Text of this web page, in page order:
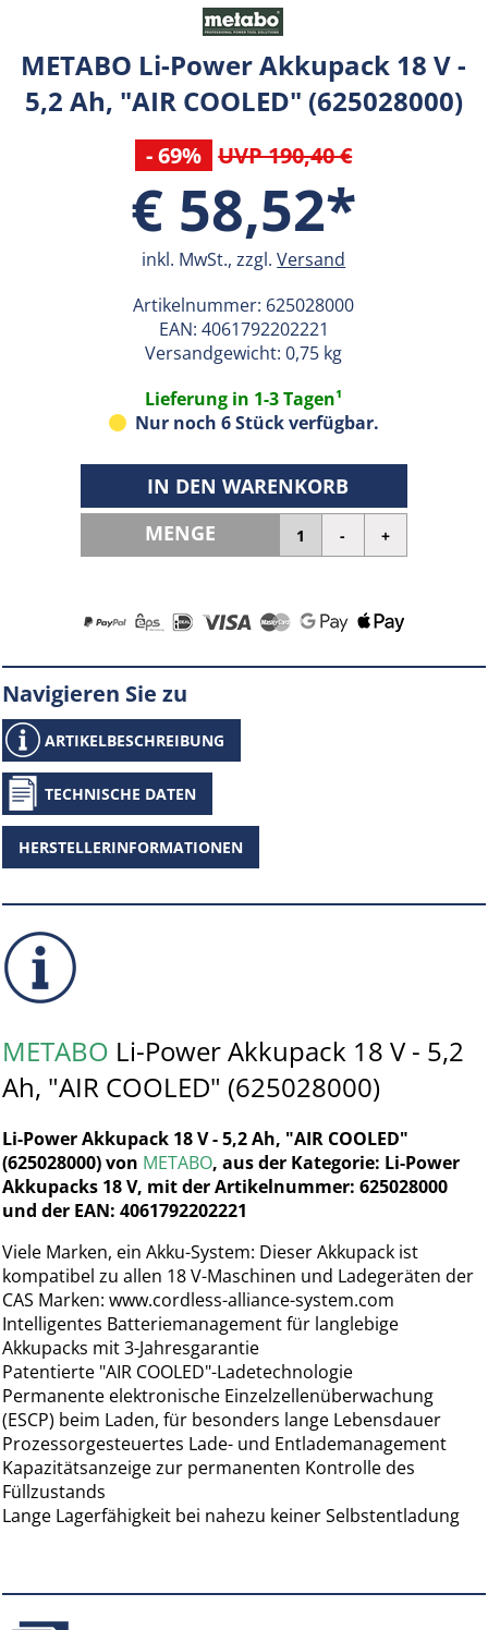
METABO Li-Power Akkupack 18 V -
5,2 Ah, "AIR COOLED" (625028000)
- 69% UVP 190,40 €
€ 58,52*
inkl. MwSt., zzgl.Versand
Artikelnummer: 625028000
EAN: 4061792202221
Versandgewicht: 0,75 kg
Lieferung in 1-3 Tagen¹
Nur noch 6 Stück verfügbar.
IN DEN WARENKORB
MENGE
Navigieren Sie zu
ARTIKELBESCHREIBUNG
TECHNISCHE DATEN
HERSTELLERINFORMATIONEN
METABO Li-Power Akkupack 18 V - 5,2
Ah, "AIR COOLED" (625028000)
Li-Power Akkupack 18 V - 5,2 Ah, "AIR COOLED"
(625028000) von METABO, aus der Kategorie: Li-Power
Akkupacks 18 V, mit der Artikelnummer: 625028000
und der EAN: 4061792202221
Viele Marken, ein Akku-System: Dieser Akkupack ist
kompatibel zu allen 18 V-Maschinen und Ladegeräten der
CAS Marken: www.cordless-alliance-system.com
Intelligentes Batteriemanagement für langlebige
Akkupacks mit 3-Jahresgarantie
Patentierte "AIR COOLED"-Ladetechnologie
Permanente elektronische Einzelzellenüberwachung
(ESCP) beim Laden, für besonders lange Lebensdauer
Prozessorgesteuertes Lade- und Entlademanagement
Kapazitätsanzeige zur permanenten Kontrolle des
Füllzustands
Lange Lagerfähigkeit bei nahezu keiner Selbstentladung